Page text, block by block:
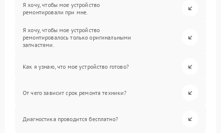
Я хочу, чтобы мое устройство
ремонтировали при мне.
Я хочу, чтобы мое устройство
ремонтировалось только оригинальными
запчастями.
Как я узнаю, что мое устройство готово?
От чего зависит срок ремонта техники?
Диагностика проводится бесплатно?